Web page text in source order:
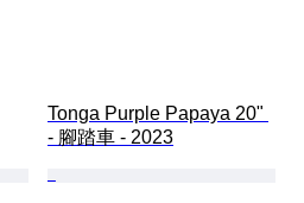
Tonga Purple Papaya 20"
- 腳踏車 - 2023